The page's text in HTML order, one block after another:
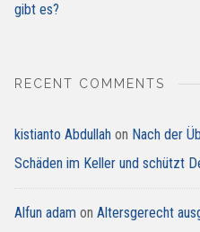
gibt es?
RECENT COMMENTS
kistianto Abdullah on Nach der
Schäden im Keller und schützt
Alfun adam on Altersgerecht